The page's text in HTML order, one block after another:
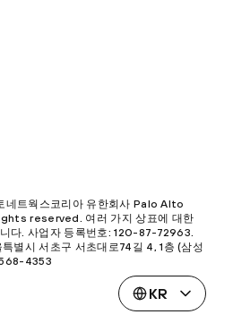
트웍스코리아 유한회사 Palo Alto
reserved. 여러 가지 상표에 대한
다. 사업자 등록번호: 120-87-72963.
별시 서초구 서초대로74길 4, 1층 (삼성
4353
KR